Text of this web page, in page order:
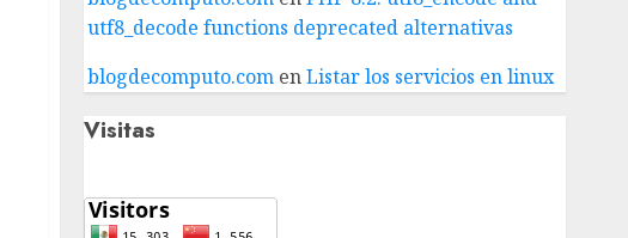
utf8_decode functions deprecated alternativas
blogdecomputo.comenListar los servicios en linux
Visitas